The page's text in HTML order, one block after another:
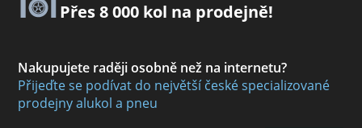
Přes 8 000 kol na prodejně!
Nakupujete raději osobně než na internetu?
Přijeďte se podívat do největší české specializované
prodejny alukol a pneu